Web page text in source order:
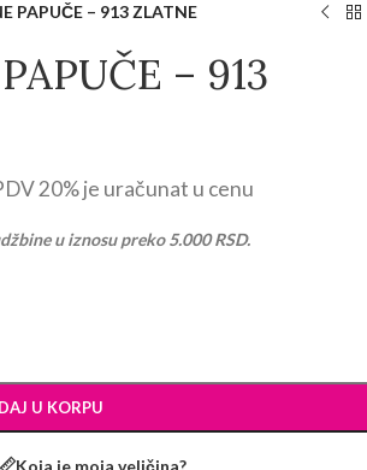
PAPUČE – 913 ZLATNE
– 913
20% je uračunat u cenu
u iznosu preko 5.000 RSD.
U KORPU
Koja je moja veličina?